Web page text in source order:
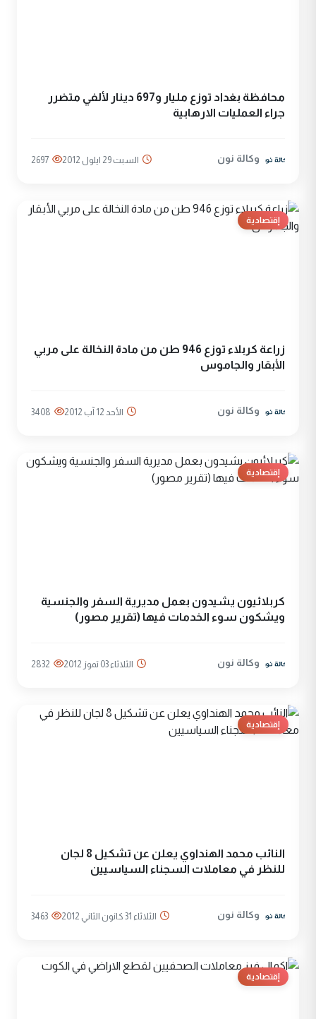
محافظة بغداد توزع مليار و697 دينار لألفي متضرر
جراء العمليات الارهابية
وكالة نون السبت 29 ايلول 2012 2697
إقتصادية
زراعة كربلاء توزع 946 طن من مادة النخالة على مربي
الأبقار والجاموس
وكالة نون الأحد 12 آب 2012 3408
إقتصادية
كربلائيون يشيدون بعمل مديرية السفر والجنسية
ويشكون سوء الخدمات فيها (تقرير مصور)
وكالة نون الثلاثاء 03 تموز 2012 2832
إقتصادية
النائب محمد الهنداوي يعلن عن تشكيل 8 لجان
للنظر في معاملات السجناء السياسيين
وكالة نون الثلاثاء 31 كانون الثاني 2012 3463
إقتصادية